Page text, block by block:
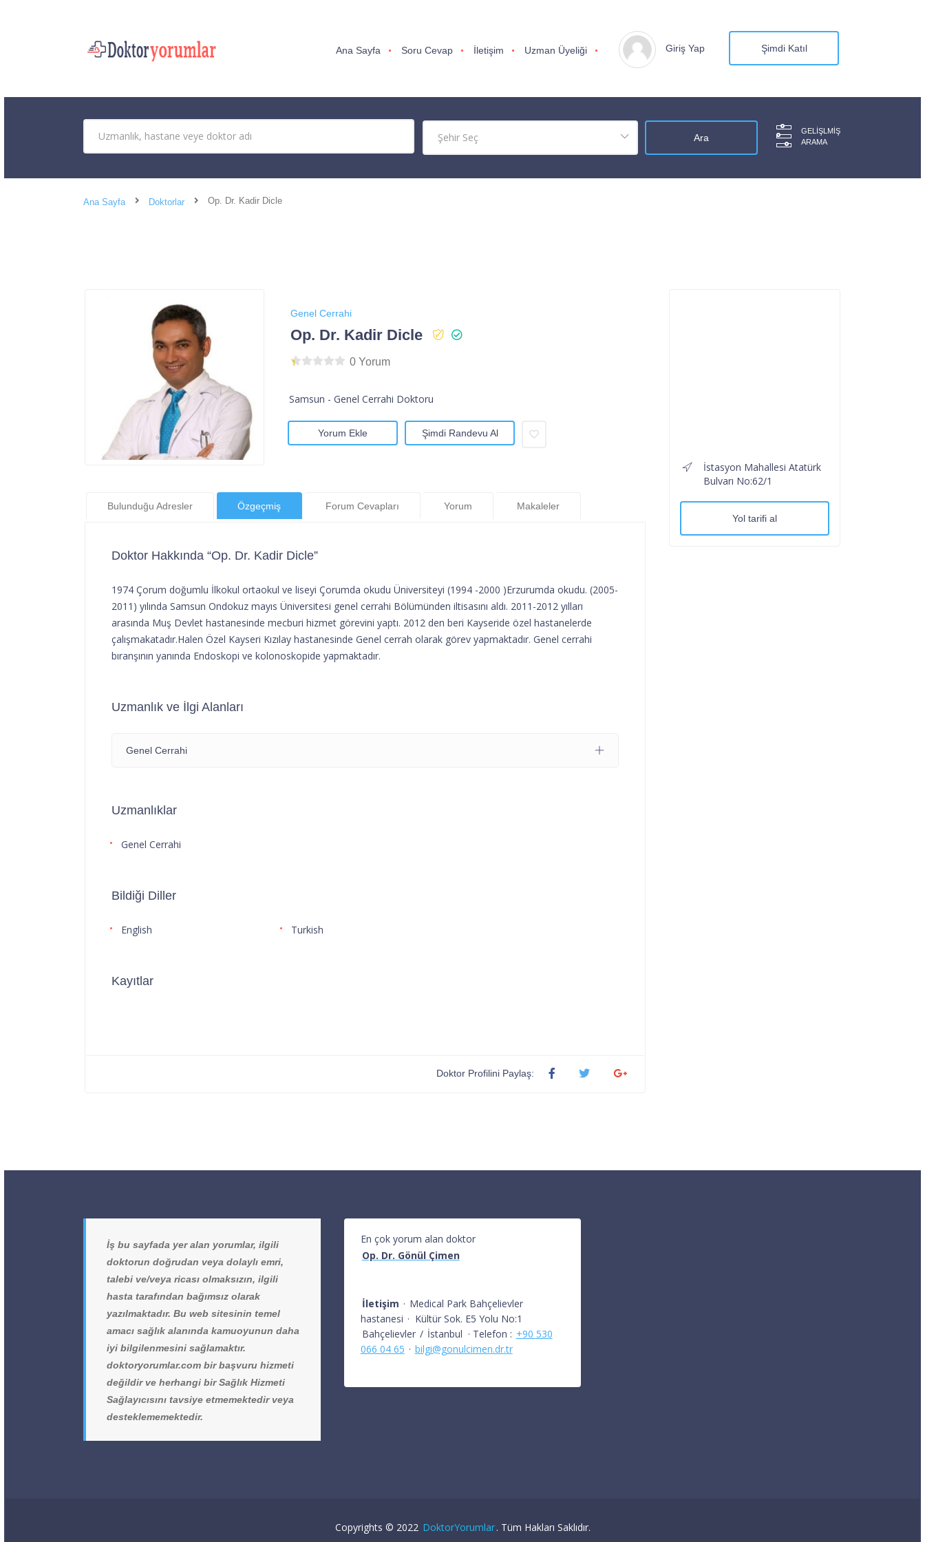
Ana Sayfa Soru Cevap İletişim Uzman Üyeliği Giriş Yap Şimdi Katıl
GELIŞLMIŞ
ARAMA
Ana Sayfa Doktorlar Op. Dr. Kadir Dicle
Genel Cerrahi
Op. Dr. Kadir Dicle
0 Yorum
Samsun - Genel Cerrahi Doktoru
Yorum Ekle Şimdi Randevu Al
Bulunduğu Adresler Özgeçmiş Forum Cevapları Yorum Makaleler
Doktor Hakkında “Op. Dr. Kadir Dicle”
1974 Çorum doğumlu İlkokul ortaokul ve liseyi Çorumda okudu Üniversiteyi (1994 -2000 )Erzurumda okudu. (2005-
2011) yılında Samsun Ondokuz mayıs Üniversitesi genel cerrahi Bölümünden iltisasını aldı. 2011-2012 yılları
arasında Muş Devlet hastanesinde mecburi hizmet görevini yaptı. 2012 den beri Kayseride özel hastanelerde
çalışmakatadır.Halen Özel Kayseri Kızılay hastanesinde Genel cerrah olarak görev yapmaktadır. Genel cerrahi
bıranşının yanında Endoskopi ve kolonoskopide yapmaktadır.
Uzmanlık ve İlgi Alanları
Genel Cerrahi
Uzmanlıklar
Genel Cerrahi
Bildiği Diller
English Turkish
Kayıtlar
Doktor Profilini Paylaş:
İstasyon Mahallesi Atatürk
Bulvarı No:62/1
Yol tarifi al
İş bu sayfada yer alan yorumlar, ilgili
doktorun doğrudan veya dolaylı emri,
talebi ve/veya ricası olmaksızın, ilgili
hasta tarafından bağımsız olarak
yazılmaktadır. Bu web sitesinin temel
amacı sağlık alanında kamuoyunun daha
iyi bilgilenmesini sağlamaktır.
doktoryorumlar.com bir başvuru hizmeti
değildir ve herhangi bir Sağlık Hizmeti
Sağlayıcısını tavsiye etmemektedir veya
desteklememektedir.
En çok yorum alan doktor
Op. Dr. Gönül Çimen
İletişim · Medical Park Bahçelievler
hastanesi · Kültür Sok. E5 Yolu No:1
Bahçelievler / İstanbul · Telefon : +90 530
066 04 65 · bilgi@gonulcimen.dr.tr
Copyrights © 2022 DoktorYorumlar. Tüm Hakları Saklıdır.